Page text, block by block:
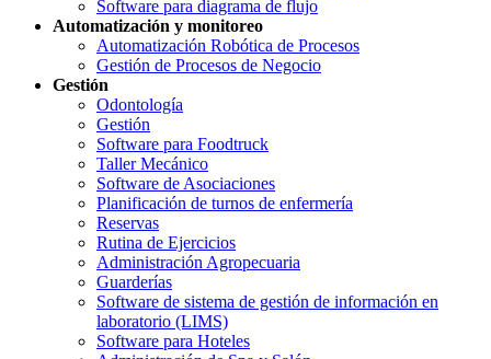
Software para diagrama de flujo
Automatización y monitoreo
Automatización Robótica de Procesos
Gestión de Procesos de Negocio
Gestión
Odontología
Gestión
Software para Foodtruck
Taller Mecánico
Software de Asociaciones
Planificación de turnos de enfermería
Reservas
Rutina de Ejercicios
Administración Agropecuaria
Guarderías
Software de sistema de gestión de información en
laboratorio (LIMS)
Software para Hoteles